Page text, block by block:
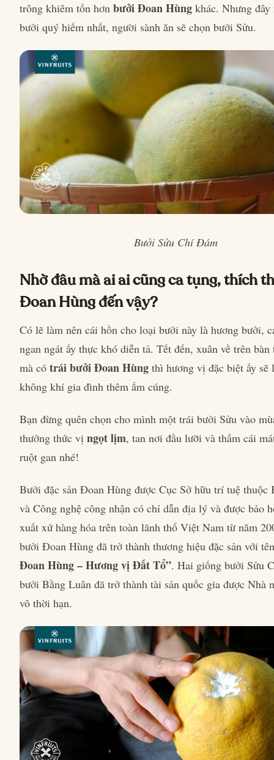
trông khiêm tốn hơn bưởi Đoan Hùng khác. Nhưng
bưởi quý hiếm nhất, người sành ăn sẽ chọn bưởi Sửu.
Bưởi Sửu Chí Đám
Nhờ đâu mà ai ai cũng ca tụng, thích
Đoan Hùng đến vậy?
Có lẽ làm nên cái hồn cho loại bưởi này là hương bưởi,
ngan ngát ấy thực khó diễn tả. Tết đến, xuân về trên
mà có trái bưởi Đoan Hùng thì hương vị đặc biệt ấy sẽ
không khí gia đình thêm ấm cúng.
Bạn đừng quên chọn cho mình một trái bưởi Sửu vào
thưởng thức vị ngọt lịm, tan nơi đầu lưỡi và thấm cái
ruột gan nhé!
Bưởi đặc sản Đoan Hùng được Cục Sở hữu trí tuệ thuộc
và Công nghệ công nhận có chỉ dẫn địa lý và được bảo
xuất xứ hàng hóa trên toàn lãnh thổ Việt Nam từ năm
bưởi Đoan Hùng đã trở thành thương hiệu đặc sản với
Đoan Hùng – Hương vị Đất Tổ”. Hai giống bưởi Sửu
bưởi Bằng Luân đã trở thành tài sản quốc gia được Nhà
vô thời hạn.